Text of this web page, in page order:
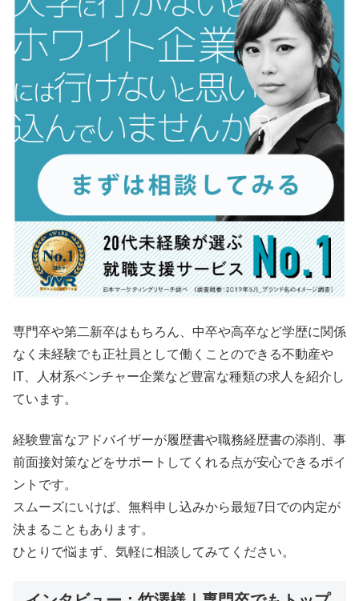
専門卒や第二新卒はもちろん、中卒や高卒など学歴に関係
なく未経験でも正社員として働くことのできる不動産や
IT、人材系ベンチャー企業など豊富な種類の求人を紹介し
ています。
経験豊富なアドバイザーが履歴書や職務経歴書の添削、事
前面接対策などをサポートしてくれる点が安心できるポイ
ントです。
スムーズにいけば、無料申し込みから最短7日での内定が
決まることもあります。
ひとりで悩まず、気軽に相談してみてください。